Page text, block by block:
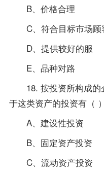
B、价格合理
C、符合目标市场顾
D、提供较好的服
E、品种对路
18. 按投资所构成的
于这类资产的投资有（ ）
A、建设性投资
B、固定资产投资
C、流动资产投资